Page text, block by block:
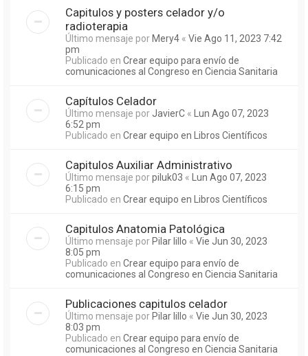
Capitulos y posters celador y/o
radioterapia
Último mensaje por Mery4 « Vie Ago 11, 2023 7:42
pm
Publicado en Crear equipo para envío de
comunicaciones al Congreso en Ciencia Sanitaria
Capítulos Celador
Último mensaje por JavierC « Lun Ago 07, 2023
6:52 pm
Publicado en Crear equipo en Libros Científicos
Capitulos Auxiliar Administrativo
Último mensaje porpiluk03 « Lun Ago 07, 2023
6:15 pm
Publicado en Crear equipo en Libros Científicos
Capitulos Anatomia Patológica
Último mensaje por Pilar lillo « Vie Jun 30, 2023
8:05 pm
Publicado en Crear equipo para envío de
comunicaciones al Congreso en Ciencia Sanitaria
Publicaciones capitulos celador
Último mensaje por Pilar lillo « Vie Jun 30, 2023
8:03 pm
Publicado en Crear equipo para envío de
comunicaciones al Congreso en Ciencia Sanitaria